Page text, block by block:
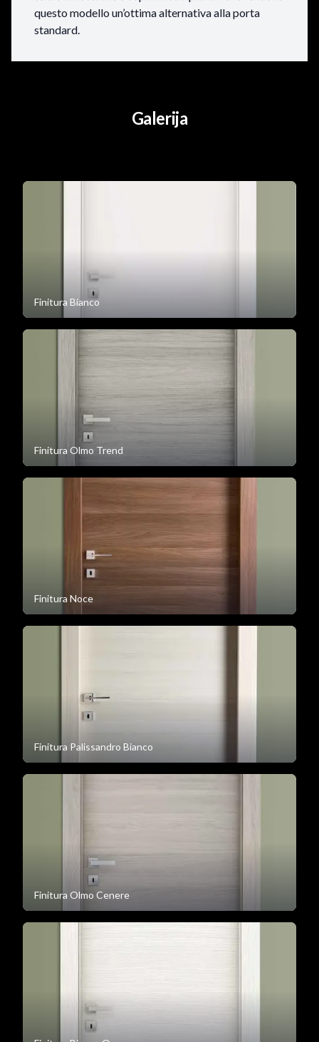
questo modello un’ottima alternativa alla porta
standard.
Galerija
Finitura Bianco
Finitura Olmo Trend
Finitura Noce
Finitura Palissandro Bianco
Finitura Olmo Cenere